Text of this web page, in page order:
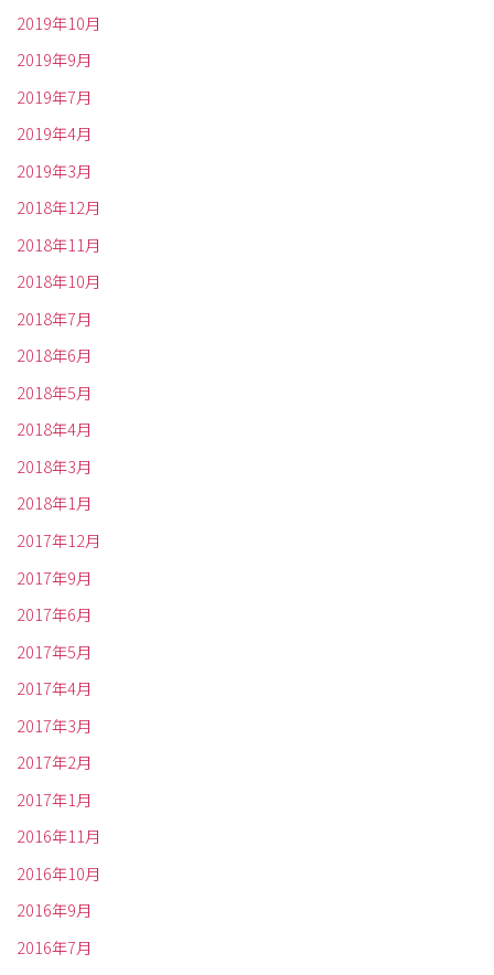
2019年10月
2019年9月
2019年7月
2019年4月
2019年3月
2018年12月
2018年11月
2018年10月
2018年7月
2018年6月
2018年5月
2018年4月
2018年3月
2018年1月
2017年12月
2017年9月
2017年6月
2017年5月
2017年4月
2017年3月
2017年2月
2017年1月
2016年11月
2016年10月
2016年9月
2016年7月